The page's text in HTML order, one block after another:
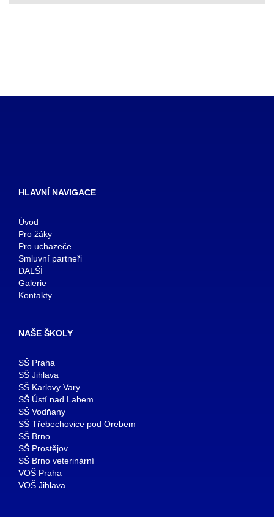
HLAVNÍ NAVIGACE
Úvod
Pro žáky
Pro uchazeče
Smluvní partneři
DALŠÍ
Galerie
Kontakty
NAŠE ŠKOLY
SŠ Praha
SŠ Jihlava
SŠ Karlovy Vary
SŠ Ústí nad Labem
SŠ Vodňany
SŠ Třebechovice pod Orebem
SŠ Brno
SŠ Prostějov
SŠ Brno veterinární
VOŠ Praha
VOŠ Jihlava